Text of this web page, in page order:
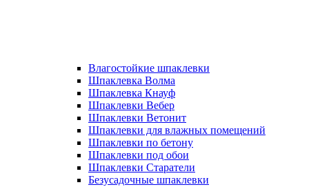
Влагостойкие шпаклевки
Шпаклевка Волма
Шпаклевка Кнауф
Шпаклевки Вебер
Шпаклевки Ветонит
Шпаклевки для влажных помещений
Шпаклевки по бетону
Шпаклевки под обои
Шпаклевки Старатели
Безусадочные шпаклевки